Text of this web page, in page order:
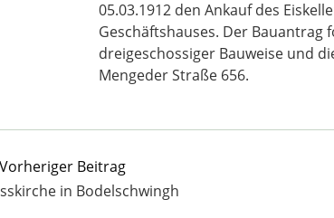
05.03.1912 den Ankauf des
Geschäftshauses. Der Bauantrag
dreigeschossiger Bauweise und
Mengeder Straße 656.
Vorheriger Beitrag
in Bodelschwingh